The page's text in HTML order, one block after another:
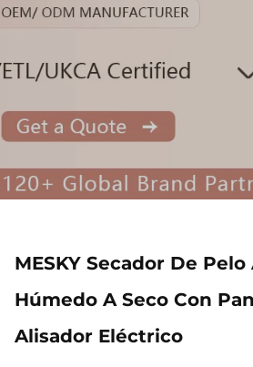
MESKY Secador De
Húmedo A Seco Con
Alisador Eléctrico